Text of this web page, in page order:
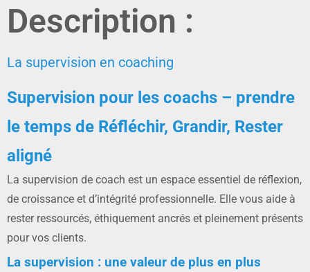
Description :
La supervision en coaching
Supervision pour les coachs – prendre
le temps de Réfléchir, Grandir, Rester
aligné
La supervision de coach est un espace essentiel de réflexion,
de croissance et d’intégrité professionnelle. Elle vous aide à
rester ressourcés, éthiquement ancrés et pleinement présents
pour vos clients.
La supervision : une valeur de plus en plus